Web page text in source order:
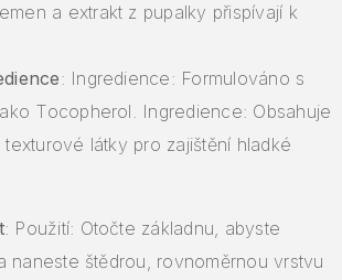
a extrakt z pupalky přispívají k
: Ingredience: Formulováno s
Tocopherol. Ingredience: Obsahuje
látky pro zajištění hladké
: Použití: Otočte základnu, abyste
naneste štědrou, rovnoměrnou vrstvu